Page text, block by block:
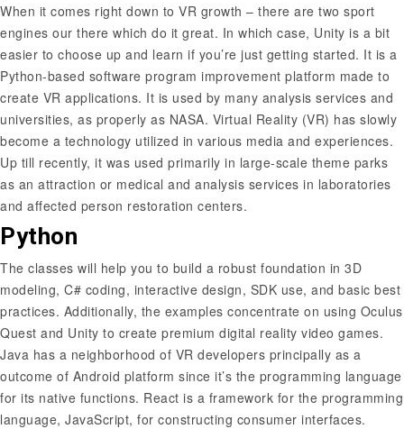
When it comes right down to VR growth – there are two sport
engines our there which do it great. In which case, Unity is a bit
easier to choose up and learn if you’re just getting started. It is a
Python-based software program improvement platform made to
create VR applications. It is used by many analysis services and
universities, as properly as NASA. Virtual Reality (VR) has slowly
become a technology utilized in various media and experiences.
Up till recently, it was used primarily in large-scale theme parks
as an attraction or medical and analysis services in laboratories
and affected person restoration centers.
Python
The classes will help you to build a robust foundation in 3D
modeling, C# coding, interactive design, SDK use, and basic best
practices. Additionally, the examples concentrate on using Oculus
Quest and Unity to create premium digital reality video games.
Java has a neighborhood of VR developers principally as a
outcome of Android platform since it’s the programming language
for its native functions. React is a framework for the programming
language, JavaScript, for constructing consumer interfaces.